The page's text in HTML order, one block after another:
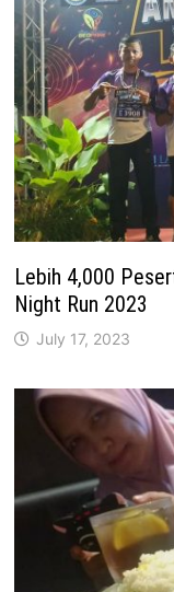
Lebih 4,000
Night Run 2023
July 17, 2023